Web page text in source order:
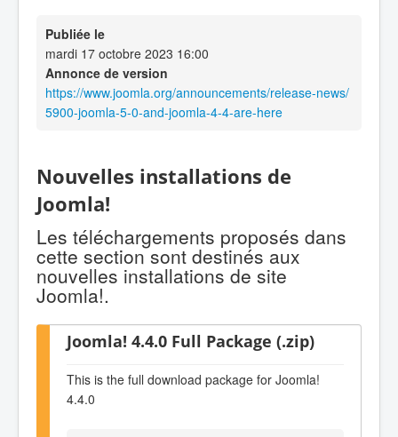
Publiée le
mardi 17 octobre 2023 16:00
Annonce de version
https://www.joomla.org/announcements/release-news/
5900-joomla-5-0-and-joomla-4-4-are-here
Nouvelles installations de
Joomla!
Les téléchargements proposés dans
cette section sont destinés aux
nouvelles installations de site
Joomla!.
Joomla! 4.4.0 Full Package (.zip)
This is the full download package for Joomla!
4.4.0